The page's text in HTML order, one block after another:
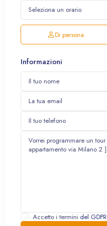
Di persona
Informazioni
Accetto i termini del GDPR